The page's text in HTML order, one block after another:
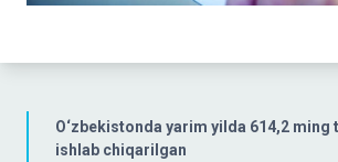
O‘zbekistonda yarim yilda 614,2 ming
ishlab chiqarilgan